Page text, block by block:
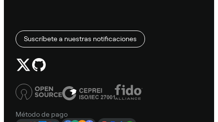
Suscríbete a nuestras notificaciones
Método de pago